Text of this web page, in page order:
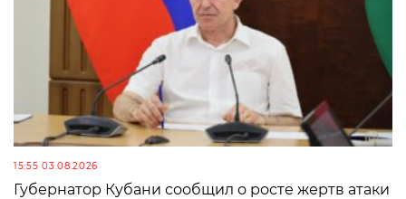
15:55 03.08.2026
Губернатор Кубани сообщил о росте жертв атаки